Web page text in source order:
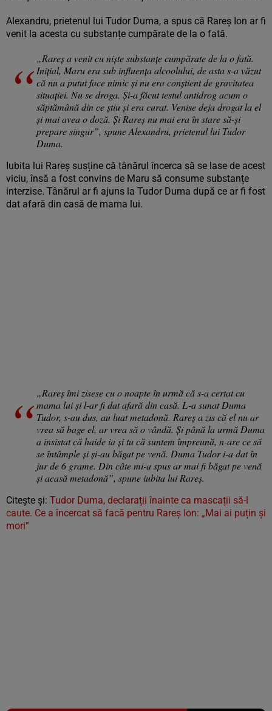
Alexandru, prietenul lui Tudor Duma, a spus că Rareș Ion ar fi
venit la acesta cu substanțe cumpărate de la o fată.
„Rareş a venit cu niște substanţe cumpărate de la o fată.
Iniţial, Maru era sub influenţa alcoolului, de asta s-a văzut
că nu a putut face nimic şi nu era conştient de gravitatea
situaţiei. Nu se droga. Şi-a făcut testul antidrog acum o
săptămână din ce ştiu şi era curat. Venise deja drogat la el
şi mai avea o doză. Şi Rareş nu mai era în stare să-şi
prepare singur”, spune Alexandru, prietenul lui Tudor
Duma.
Iubita lui Rareș susține că tânărul încerca să se lase de acest
viciu, însă a fost convins de Maru să consume substanțe
interzise. Tânărul ar fi ajuns la Tudor Duma după ce ar fi fost
dat afară din casă de mama lui.
„Rareş îmi zisese cu o noapte în urmă că s-a certat cu
mama lui şi l-ar fi dat afară din casă. L-a sunat Duma
Tudor, s-au dus, au luat metadonă. Rareş a zis că el nu ar
vrea să bage el, ar vrea să o vândă. Şi până la urmă Duma
a insistat că haide ia şi tu că suntem împreună, n-are ce să
se întâmple şi şi-au băgat pe venă. Duma Tudor i-a dat în
jur de 6 grame. Din câte mi-a spus ar mai fi băgat pe venă
şi acasă metadonă”, spune iubita lui Rareş.
Citește și: Tudor Duma, declarații înainte ca mascații să-l
caute. Ce a încercat să facă pentru Rareș Ion: „Mai ai puțin și
mori”